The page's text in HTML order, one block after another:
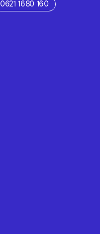
0621 1680 160